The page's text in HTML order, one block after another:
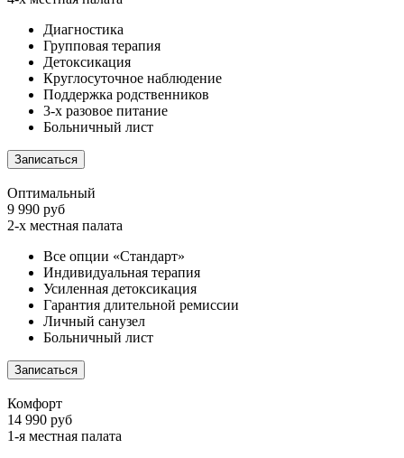
Диагностика
Групповая терапия
Детоксикация
Круглосуточное наблюдение
Поддержка родственников
3-х разовое питание
Больничный лист
Записаться
Оптимальный
9 990 руб
2-х местная палата
Все опции «Стандарт»
Индивидуальная терапия
Усиленная детоксикация
Гарантия длительной ремиссии
Личный санузел
Больничный лист
Записаться
Комфорт
14 990 руб
1-я местная палата